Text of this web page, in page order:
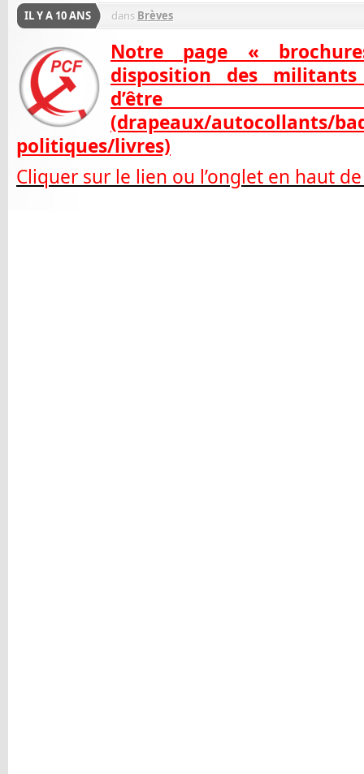
IL Y A 10 ANS dans Brèves
Notre page «
disposition des
d’être
(drapeaux/autocollants/
politiques/livres)
Cliquer sur le lien ou l’onglet en haut